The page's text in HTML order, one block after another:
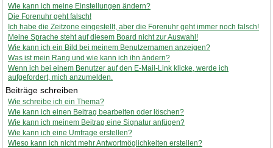
Wie kann ich meine Einstellungen ändern?
Die Forenuhr geht falsch!
Ich habe die Zeitzone eingestellt, aber die Forenuhr geht immer noch falsch!
Meine Sprache steht auf diesem Board nicht zur Auswahl!
Wie kann ich ein Bild bei meinem Benutzernamen anzeigen?
Was ist mein Rang und wie kann ich ihn ändern?
Wenn ich bei einem Benutzer auf den E-Mail-Link klicke, werde ich
aufgefordert, mich anzumelden.
Beiträge schreiben
Wie schreibe ich ein Thema?
Wie kann ich einen Beitrag bearbeiten oder löschen?
Wie kann ich meinem Beitrag eine Signatur anfügen?
Wie kann ich eine Umfrage erstellen?
Wieso kann ich nicht mehr Antwortmöglichkeiten erstellen?